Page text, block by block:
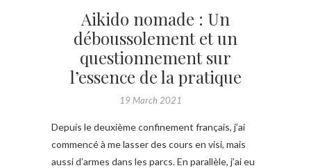
Aikido nomade : Un
déboussolement et un
questionnement sur
l’essence de la pratique
19 March 2021
Depuis le deuxième confinement français, j’ai
commencé à me lasser des cours en visi, mais
aussi d’armes dans les parcs. En parallèle, j’ai eu